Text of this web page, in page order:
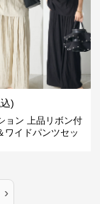
)
ョン 上品リボン付
ワイドパンツセッ
›